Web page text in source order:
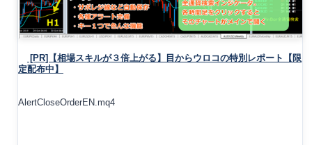
[PR]【相場スキルが３倍上がる】目からウロコの特別レポート【限
定配布中】
AlertCloseOrderEN.mq4